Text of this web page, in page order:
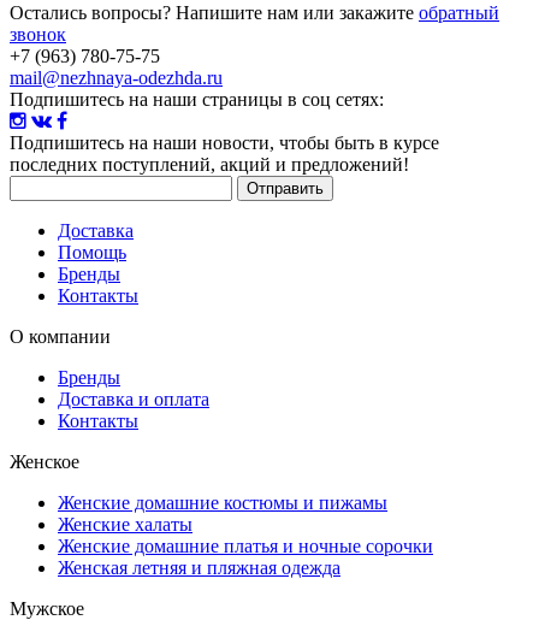
Остались вопросы? Напишите нам или закажите обратный
звонок
+7 (963) 780-75-75
mail@nezhnaya-odezhda.ru
Подпишитесь на наши страницы в соц сетях:
Подпишитесь на наши новости, чтобы быть в курсе
последних поступлений, акций и предложений!
Доставка
Помощь
Бренды
Контакты
О компании
Бренды
Доставка и оплата
Контакты
Женское
Женские домашние костюмы и пижамы
Женские халаты
Женские домашние платья и ночные сорочки
Женская летняя и пляжная одежда
Мужское